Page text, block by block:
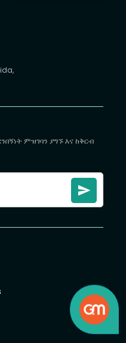
ምዝገባን ያግኙ እና ከቅርብ